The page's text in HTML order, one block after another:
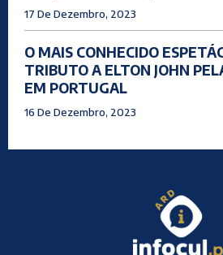
17 De Dezembro, 2023
O MAIS CONHECIDO
TRIBUTO A ELTON JOHN
EM PORTUGAL
16 De Dezembro, 2023